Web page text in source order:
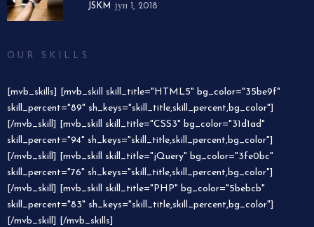
JSKM јун 1, 2018
OUR SKILLS
[mvb_skills] [mvb_skill skill_title="HTML5" bg_color="35be9f"
skill_percent="89" sh_keys="skill_title,skill_percent,bg_color"]
[/mvb_skill] [mvb_skill skill_title="CSS3" bg_color="31d1ad"
skill_percent="94" sh_keys="skill_title,skill_percent,bg_color"]
[/mvb_skill] [mvb_skill skill_title="jQuery" bg_color="3fe0bc"
skill_percent="76" sh_keys="skill_title,skill_percent,bg_color"]
[/mvb_skill] [mvb_skill skill_title="PHP" bg_color="5bebcb"
skill_percent="83" sh_keys="skill_title,skill_percent,bg_color"]
[/mvb_skill] [/mvb_skills]